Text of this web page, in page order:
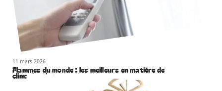
11 mars 2026
Flammes du monde : les meilleurs en matière de
climatisation